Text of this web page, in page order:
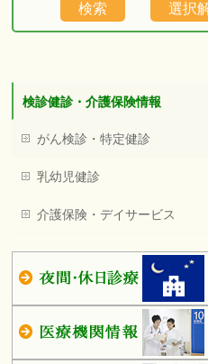
検診健診・介護保険情報
がん検診・特定健診
乳幼児健診
介護保険・デイサービス